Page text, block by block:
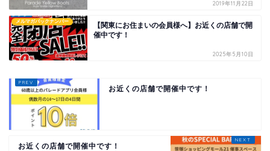
2019年11月22日
メルマガバックナンバー
【関東にお住まいの会員様へ】お近くの店舗で開
催中です！
2025年5月10日
お近くの店舗で開催中です！
お近くの店舗で開催中です！